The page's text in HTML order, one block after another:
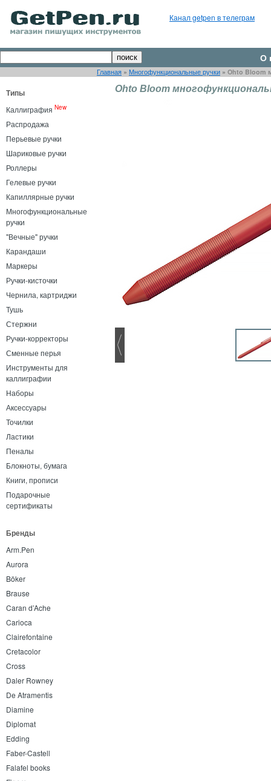
Канал getpen в телеграм
О
Главная » Многофункциональные ручки » Ohto Bloom
Типы
Каллиграфия New
Распродажа
Перьевые ручки
Шариковые ручки
Роллеры
Гелевые ручки
Капиллярные ручки
Многофункциональные
ручки
"Вечные" ручки
Карандаши
Маркеры
Ручки-кисточки
Чернила, картриджи
Тушь
Стержни
Ручки-корректоры
Сменные перья
Инструменты для
каллиграфии
Наборы
Аксессуары
Точилки
Ластики
Пеналы
Блокноты, бумага
Книги, прописи
Подарочные
сертификаты
Бренды
Arm.Pen
Aurora
Böker
Brause
Caran d’Ache
Carioca
Clairefontaine
Cretacolor
Cross
Daler Rowney
De Atramentis
Diamine
Diplomat
Edding
Faber-Castell
Falafel books
Ohto Bloom